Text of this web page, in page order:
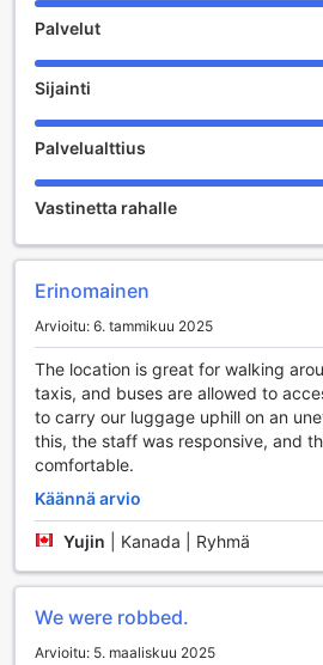
ympäristöä Lissabonin sydämessä.
Apartments Uppe Villa Lissabonissa
unohtumatonta viihdettä, joka tekee
on varustettu viehättävällä
piknikin ystävien kanssa. Puutarha
rentoutua ja nauttia ympäröivästä
tarjoaa myös mahdollisuuden
maisemille.
Lisäksi Apartments Uppe Villassa on
erilaisilla peleillä, jotka tarjoavat
perheen tai ystävien kesken. Olitpa
lautapelien pelaaja tai haluat vain
pelihuone on täydellinen paikka
yhteisestä ajasta. Apartments Uppe
tekemistä!
Mukavuudet Apartments Uppe
mukavuudet, jotka tekevät
vaivattoman ja miellyttävän. Hotellin
Palvelut
Sijainti
Palvelualttius
Vastinetta rahalle
Erinomainen
Arvioitu: 6. tammikuu 2025
The location is great for walking
taxis, and buses are allowed to
to carry our luggage uphill on an
this, the staff was responsive, and
comfortable.
Käännä arvio
Yujin Kanada | Ryhmä
We were robbed.
Arvioitu: 5. maaliskuu 2025